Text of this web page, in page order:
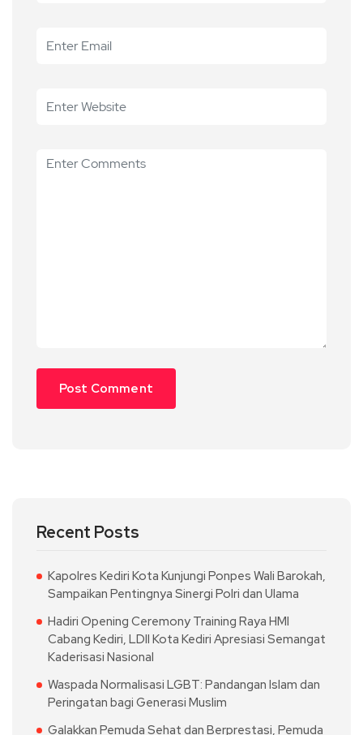
Recent Posts
Kapolres Kediri Kota Kunjungi Ponpes Wali Barokah,
Sampaikan Pentingnya Sinergi Polri dan Ulama
Hadiri Opening Ceremony Training Raya HMI
Cabang Kediri, LDII Kota Kediri Apresiasi Semangat
Kaderisasi Nasional
Waspada Normalisasi LGBT: Pandangan Islam dan
Peringatan bagi Generasi Muslim
Galakkan Pemuda Sehat dan Berprestasi, Pemuda